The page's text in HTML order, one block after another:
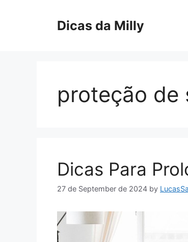
Dicas da Milly
proteção de
Dicas Para
27 de September de 2024 by